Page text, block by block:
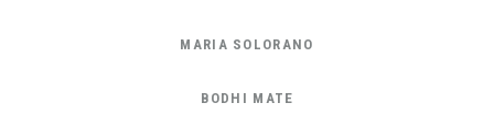
MARIA SOLORANO
BODHI MATE